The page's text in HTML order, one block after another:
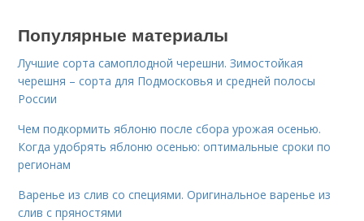
Популярные материалы
Лучшие сорта самоплодной черешни. Зимостойкая
черешня – сорта для Подмосковья и средней полосы
России
Чем подкормить яблоню после сбора урожая осенью.
Когда удобрять яблоню осенью: оптимальные сроки по
регионам
Варенье из слив со специями. Оригинальное варенье из
слив с пряностями